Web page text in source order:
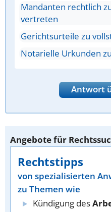
Mandanten rechtlich
vertreten
Gerichtsurteile zu
Notarielle Urkunden
Antwort
Angebote für
Rechtstipps
von spezialisierten
zu Themen wie
Kündigung des